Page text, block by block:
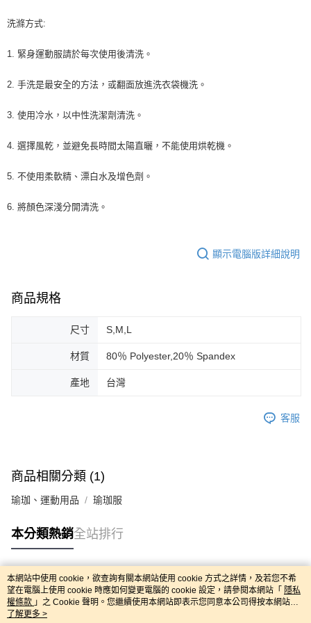
洗滌方式:
1. 緊身運動服請於每次使用後清洗。
2. 手洗是最安全的方法，或翻面放進洗衣袋機洗。
3. 使用冷水，以中性洗潔劑清洗。
4. 選擇風乾，並避免長時間太陽直曬，不能使用烘乾機。
5. 不使用柔軟精、漂白水及增色劑。
6. 將顏色深淺分開清洗。
顯示電腦版詳細說明
商品規格
尺寸 S,M,L
材質 80％ Polyester,20％ Spandex
產地 台灣
客服
商品相關分類 (1)
瑜珈、運動用品 瑜珈服
本分類熱銷全站排行
熱門標籤
本網站中使用 cookie，欲查詢有關本網站使用 cookie 方式之詳情，及若您不希
望在電腦上使用 cookie 時應如何變更電腦的 cookie 設定，請參閱本網站「 隱私
權條款 」之 Cookie 聲明。您繼續使用本網站即表示您同意本公司得按本網站使
用條款之 Cookie 聲明使用 cookie。
了解更多 >